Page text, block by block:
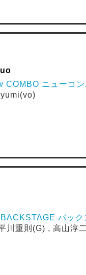
COMBO ニューコン
バック
川重則(G) , 高山淳